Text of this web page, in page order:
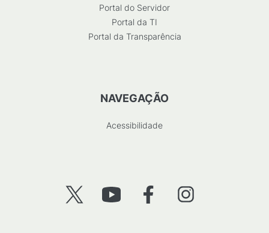
Portal do Servidor
Portal da TI
Portal da Transparência
NAVEGAÇÃO
Acessibilidade